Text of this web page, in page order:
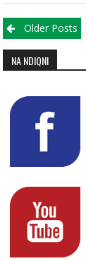
PostsOlder Posts
NA NDIQNI